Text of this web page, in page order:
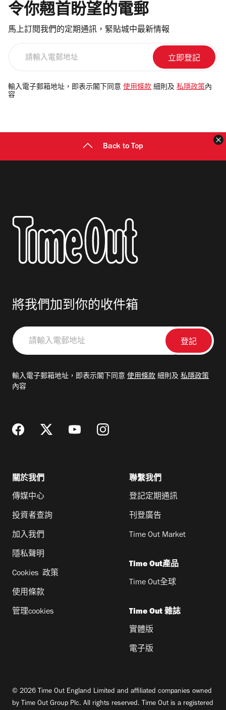
令你翹首盼望的電郵
馬上訂閱我們的定期通訊，緊貼城中最新情報
電
郵
輸入電子郵箱地址，即表示閣下同意 使用條款 細則及 私隱政策 內
容
Back to Top
將我們加到你的收件箱
請
輸
郵
輸入電子郵箱地址，即表示閣下同意 使用條款 細則及 私隱政策
內容
關於我們
傳媒中心
投資者查詢
加入我們
隱私聲明
Cookies 政策
使用條款
管理cookies
聯繫我們
登記定期通訊
刊登廣告
Time Out Market
Time Out產品
Time Out全球
Time Out 雜誌
實體版
電子版
© 2026 Time Out England Limited and affiliated companies owned
by Time Out Group Plc. All rights reserved. Time Out is a registered